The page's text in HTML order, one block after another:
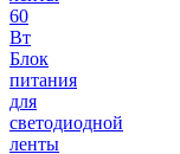
60
Вт
Блок
питания
для
светодиодной
ленты